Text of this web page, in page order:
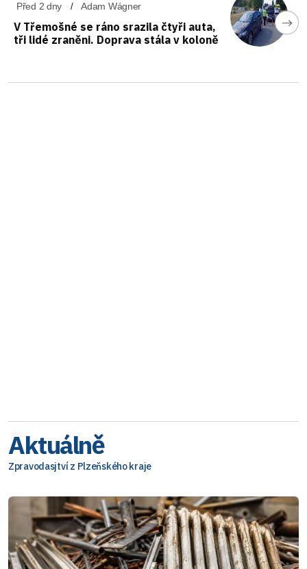
Před 2 dny Adam Wágner
V Třemošné se ráno srazila čtyři auta,
tři lidé zraněni. Doprava stála v koloně
Aktuálně
Zpravodasjtví z Plzeňského kraje